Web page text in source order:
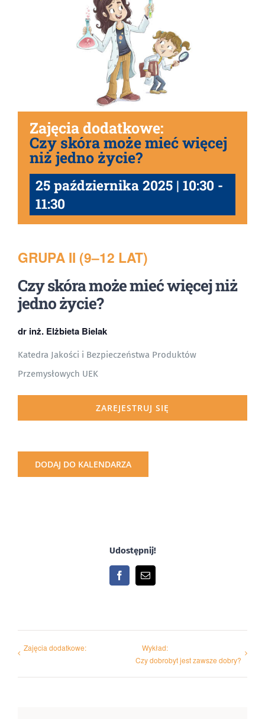
Zajęcia dodatkowe:
Czy skóra może mieć więcej
niż jedno życie?
25 października 2025 | 10:30 -
11:30
GRUPA II (9–12 LAT)
Czy skóra może mieć więcej niż
jedno życie?
dr inż. Elżbieta Bielak
Katedra Jakości i Bezpieczeństwa Produktów
Przemysłowych UEK
ZAREJESTRUJ SIĘ
DODAJ DO KALENDARZA
Udostępnij!
FacebookEmail
Zajęcia dodatkowe:
Wykład:
Czy dobrobyt jest zawsze dobry?